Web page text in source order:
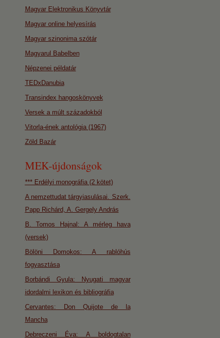
Magyar Elektronikus Könyvtár
Magyar online helyesírás
Magyar szinonima szótár
Magyarul Babelben
Népzenei példatár
TEDxDanubia
Transindex hangoskönyvek
Versek a múlt századokból
Vitorla-ének antológia (1967)
Zöld Bazár
MEK-újdonságok
*** Erdélyi monográfia (2 kötet)
A nemzettudat tárgyiasulásai. Szerk.
Papp Richárd, A. Gergely András
B. Tomos Hajnal: A mérleg hava
(versek)
Bölöni Domokos: A rablóhús
fogyasztása
Borbándi Gyula: Nyugati magyar
idordalmi lexikon és bibliográfia
Cervantes: Don Quijote de la
Mancha
Debreczeni Éva: A boldogtalan